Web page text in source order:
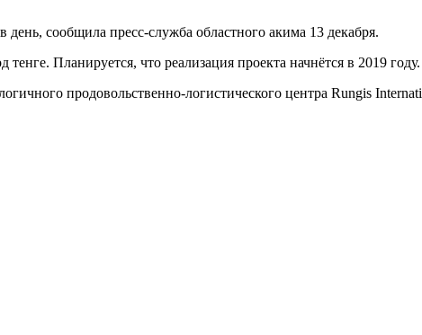
сообщила пресс-служба областного акима 13 декабря.
Планируется, что реализация проекта начнётся в 2019 году.
продовольственно-логистического центра Rungis